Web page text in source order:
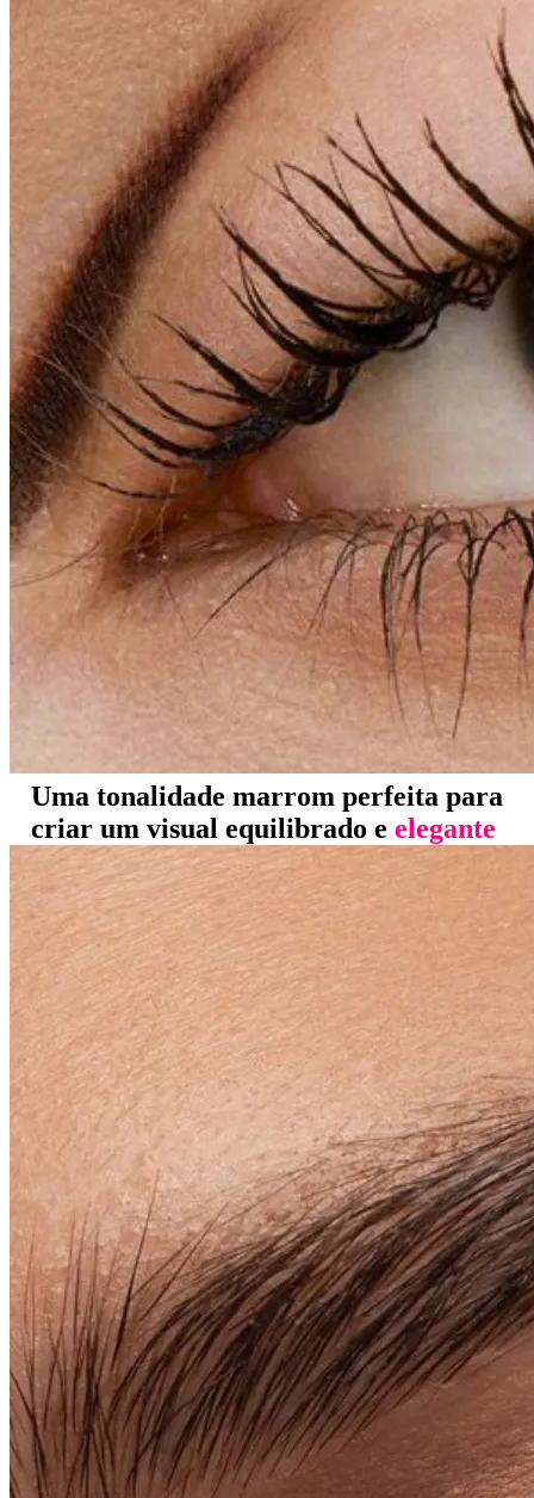
Uma tonalidade marrom perfeita para
criar um visual equilibrado e elegante